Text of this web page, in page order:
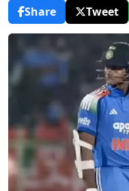
Share
Tweet